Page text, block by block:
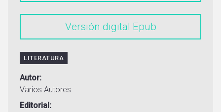
Versión digital
LITERATURA
Autor
Varios Autores
Editorial